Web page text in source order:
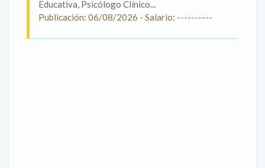
Educativa, Psicólogo Clínico...
Publicación: 06/08/2026 - Salario: ----------